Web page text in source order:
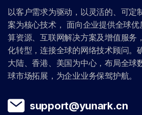
以客户需求为驱动，以灵活的、可定
案为核心技术， 面向企业提供全球
算资源、互联网解决方案及增值服务
化转型，连接全球的网络技术顾问。
大陆、香港、美国为中心，布局全球
球市场拓展，为企业业务保驾护航。
support@yunark.cn